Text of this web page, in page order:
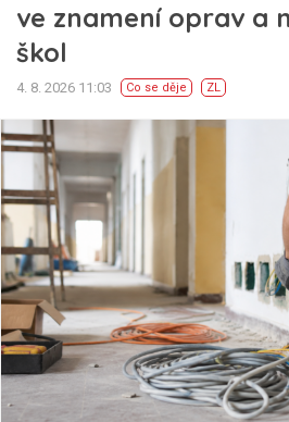
ve znamení oprav a
škol
4. 8. 2026 11:03 Co se děje ZL